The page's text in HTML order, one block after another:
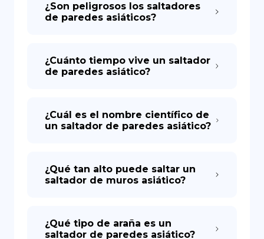
¿Son peligrosos los saltadores
de paredes asiáticos?
¿Cuánto tiempo vive un saltador
de paredes asiático?
¿Cuál es el nombre científico de
un saltador de paredes asiático?
¿Qué tan alto puede saltar un
saltador de muros asiático?
¿Qué tipo de araña es un
saltador de paredes asiático?